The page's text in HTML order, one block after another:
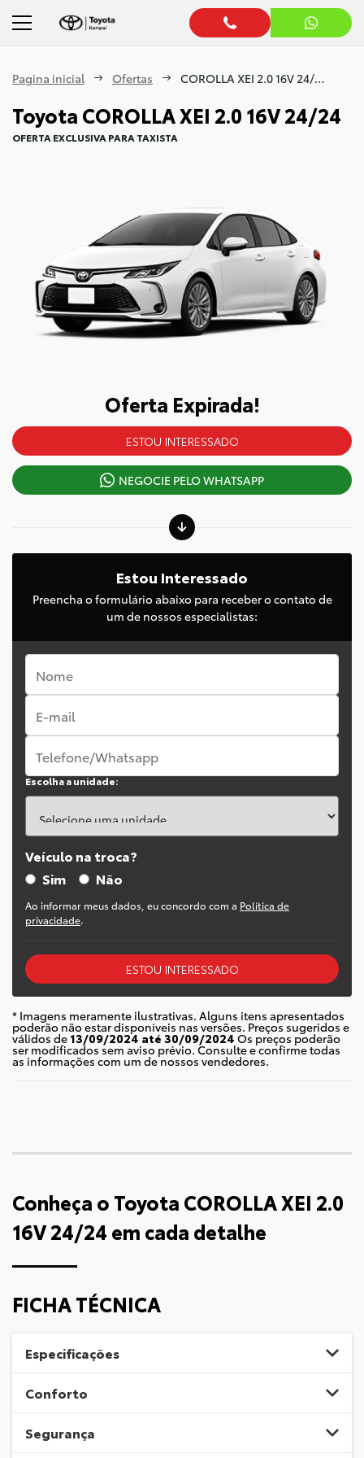
Pagina inicial Ofertas COROLLA XEI 2.0 16V 24/24
Toyota COROLLA XEI 2.0 16V 24/24
OFERTA EXCLUSIVA PARA TAXISTA
Oferta Expirada!
ESTOU INTERESSADO
NEGOCIE PELO WHATSAPP
Estou Interessado
Preencha o formulário abaixo para receber o contato de
um de nossos especialistas:
Escolha a unidade:
Veículo na troca?
Sim
Não
Ao informar meus dados, eu concordo com a Política de
privacidade.
ESTOU INTERESSADO
* Imagens meramente ilustrativas. Alguns itens apresentados
poderão não estar disponíveis nas versões. Preços sugeridos e
válidos de 13/09/2024 até 30/09/2024 Os preços poderão
ser modificados sem aviso prévio. Consulte e confirme todas
as informações com um de nossos vendedores.
Conheça o Toyota COROLLA XEI 2.0
16V 24/24 em cada detalhe
FICHA TÉCNICA
Especificações
Conforto
Segurança